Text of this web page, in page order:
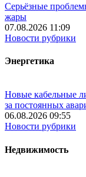
Серьёзные
жары
07.08.2026 11:09
Новости рубрики
Энергетика
Новые кабельные
за постоянных
06.08.2026 09:55
Новости рубрики
Недвижимость